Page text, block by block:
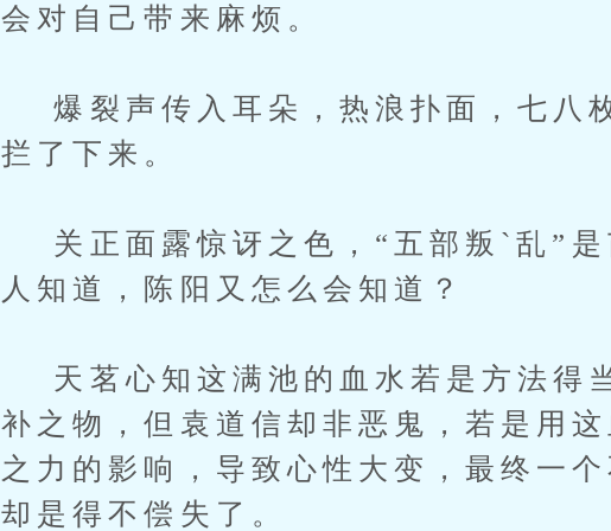
会对自己带来麻烦。
爆裂声传入耳朵，热浪扑面，七八
拦了下来。
关正面露惊讶之色，“五部叛`乱”是
人知道，陈阳又怎么会知道？
天茗心知这满池的血水若是方法得
补之物，但袁道信却非恶鬼，若是用
之力的影响，导致心性大变，最终一
却是得不偿失了。